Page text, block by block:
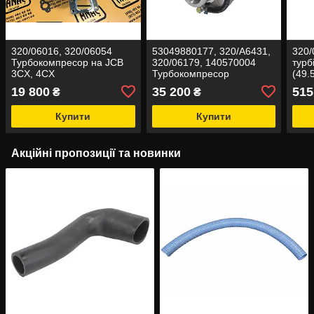
320/06016, 320/06054
Турбокомпресор на JCB
3CX, 4CX
19 800 ₴
Купити
53049880177, 320/A6431,
320/06179, 140570004
Турбокомпресор
35 200₴
Купити
320/
515
Акційні пропозиції та новинки